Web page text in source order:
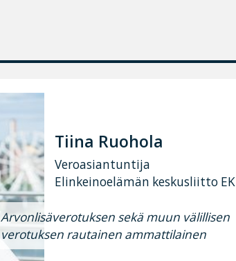
Tiina Ruohola
Veroasiantuntija
Elinkeinoelämän keskusliitto EK
Arvonlisäverotuksen sekä muun välillisen
verotuksen rautainen ammattilainen